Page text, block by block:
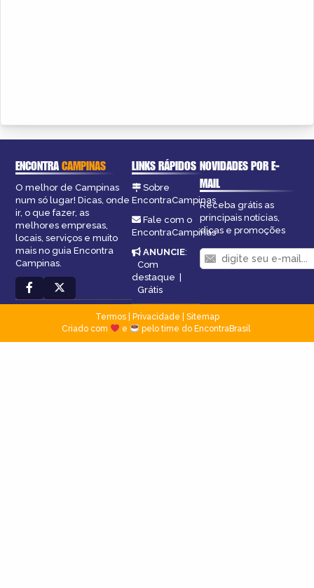
ENCONTRACAMPINAS
O melhor de Campinas
num só lugar! Dicas, onde
ir, o que fazer, as
melhores empresas,
locais, serviços e muito
mais no guia Encontra
Campinas.
LINKS RÁPIDOS
Sobre
EncontraCampinas
Fale com o
EncontraCampinas
ANUNCIE:
Com
destaque |
Grátis
NOVIDADES POR E-
MAIL
Receba grátis as
principais notícias,
dicas e promoções
Termos| Privacidade
Sitemap
Criado com
e pelo time do EncontraBrasil